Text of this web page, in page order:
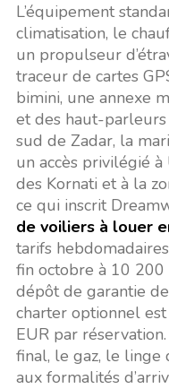
L’équipement
climatisation, le
un propulseur
traceur de cartes
bimini, une annexe
et des haut-
sud de Zadar, la
un accès privilégié à
des Kornati et à la
ce qui inscrit
de voiliers à louer
tarifs
fin octobre à 10 200
dépôt de garantie
charter optionnel
EUR par
final, le gaz, le linge
aux formalités